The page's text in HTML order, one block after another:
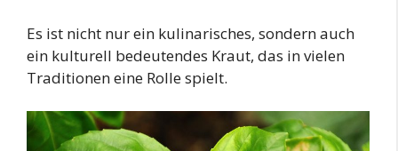
Es ist nicht nur ein kulinarisches, sondern auch
ein kulturell bedeutendes Kraut, das in vielen
Traditionen eine Rolle spielt.